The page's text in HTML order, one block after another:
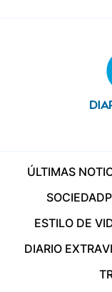
ÚLTIMAS
SOCIEDAD
ESTILO DE
DIARIO EXTRA